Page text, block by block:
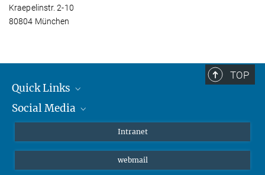
Kraepelinstr. 2-10
80804 München
TOP
Quick Links
Student*innen/Wissenschaftler*innen
Social Media
Bluesky
Intranet
webmail